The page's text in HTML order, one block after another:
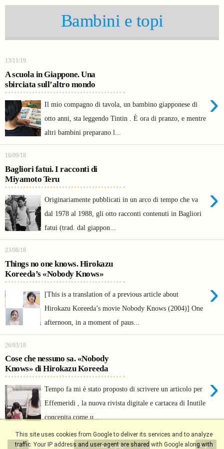
Bambini e topi
13/11/19
A scuola in Giappone. Una
sbirciata sull’altro mondo
›
Il mio compagno di tavola, un bambino giapponese di
otto anni, sta leggendo Tintin . È ora di pranzo, e mentre
altri bambini preparano l...
16/09/18
Bagliori fatui. I racconti di
Miyamoto Teru
›
Originariamente pubblicati in un arco di tempo che va
dal 1978 al 1988, gli otto racconti contenuti in Bagliori
fatui (trad. dal giappon...
23/08/18
Things no one knows. Hirokazu
Koreeda’s «Nobody Knows»
›
[This is a translation of a previous article about
Hirokazu Koreeda’s movie Nobody Knows (2004)] One
afternoon, in a moment of paus...
26/03/18
Cose che nessuno sa. «Nobody
Knows» di Hirokazu Koreeda
›
Tempo fa mi è stato proposto di scrivere un articolo per
Effemeridi , la nuova rivista digitale e cartacea di Inutile
concepita come u...
‹ ›
Home page
This site uses cookies from Google to deliver its services and to analyze
traffic. Your IP address and user-agent are shared with Google along with